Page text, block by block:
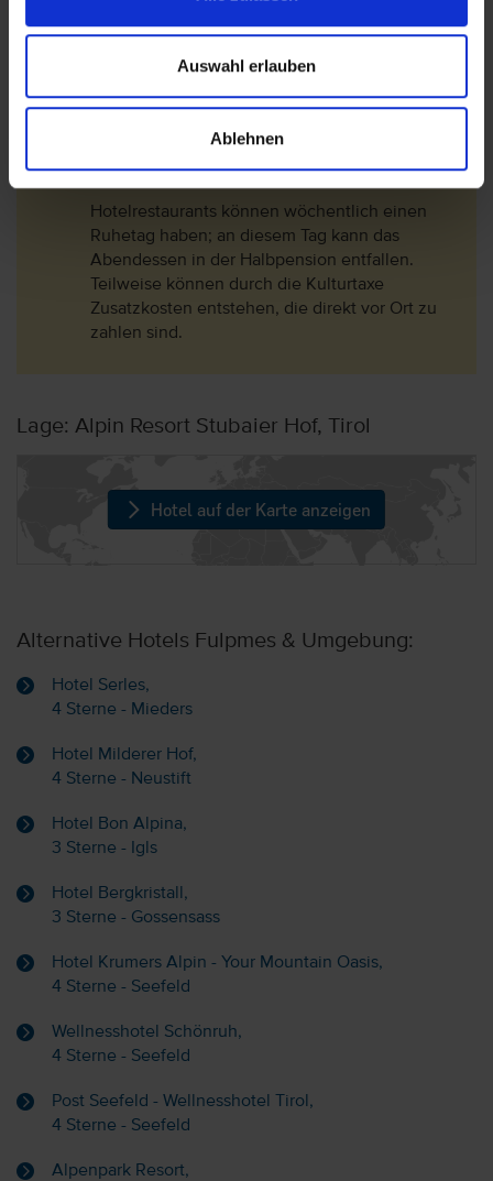
Auswahl erlauben
Ablehnen
Information zur Halbpension:
Bei der Halbpension handelt es sich um die mit
Salaten, Suppen und Tiroler Köstlichkeiten,
Salatbuffet.
Hotelrestaurants können wöchentlich einen
Ruhetag haben; an diesem Tag kann das
Abendessen in der Halbpension entfallen.
Teilweise können durch die Kulturtaxe
Zusatzkosten entstehen, die direkt vor Ort zu
zahlen sind.
Lage: Alpin Resort Stubaier Hof, Tirol
Hotel auf der Karte anzeigen
Alternative Hotels Fulpmes & Umgebung:
Hotel Serles,
4 Sterne - Mieders
Hotel Milderer Hof,
4 Sterne - Neustift
Hotel Bon Alpina,
3 Sterne - Igls
Hotel Bergkristall,
3 Sterne - Gossensass
Hotel Krumers Alpin - Your Mountain Oasis,
4 Sterne - Seefeld
Wellnesshotel Schönruh,
4 Sterne - Seefeld
Post Seefeld - Wellnesshotel Tirol,
4 Sterne - Seefeld
Alpenpark Resort,